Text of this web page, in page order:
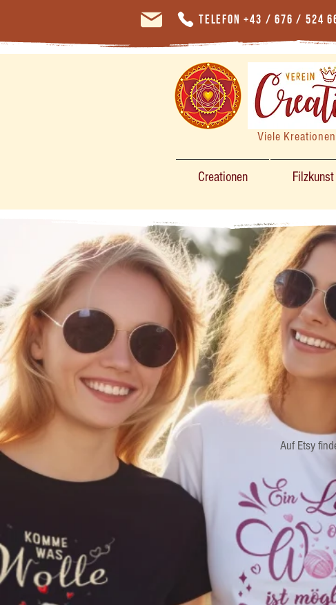
Telefon +43 / 676 / 524
Viele
Creationen Filzkunst
Auf Etsy